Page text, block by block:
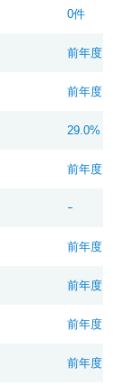
0件
前年度以
前年度以
29.0%
前年度以
ｰ
前年度以
前年度以
前年度以
前年度以